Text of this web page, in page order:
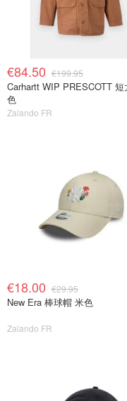
€84.50 €199.95
Carhartt WIP PRESCOTT
色
Zalando FR
€18.00 €29.95
New Era 棒球帽 米色
Zalando FR